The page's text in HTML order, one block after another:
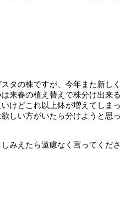
タの株ですが、今年また新しく
来春の植え替えで株分け出来る
けどこれ以上鉢が増えてしまっ
しい方がいたら分けようと思っ
みえたら遠慮なく言ってくださ